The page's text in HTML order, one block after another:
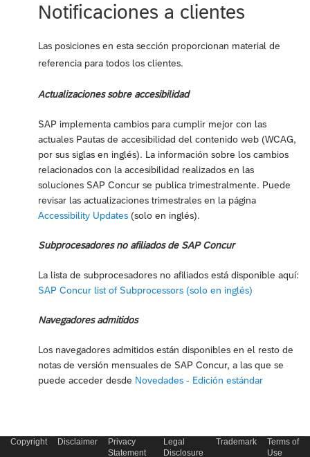
Notificaciones a clientes
Las posiciones en esta sección proporcionan material de
referencia para todos los clientes.
Actualizaciones sobre accesibilidad
SAP implementa cambios para cumplir mejor con las
actuales Pautas de accesibilidad del contenido web (WCAG,
por sus siglas en inglés). La información sobre los cambios
relacionados con la accesibilidad realizados en las
soluciones SAP Concur se publica trimestralmente. Puede
revisar las actualizaciones trimestrales en la página
Accessibility Updates (solo en inglés).
Subprocesadores no afiliados de SAP Concur
La lista de subprocesadores no afiliados está disponible aquí:
SAP Concur list of Subprocessors (solo en inglés)
Navegadores admitidos
Los navegadores admitidos están disponibles en el resto de
notas de versión mensuales de SAP Concur, a las que se
puede acceder desde Novedades - Edición estándar
Copyright Disclaimer
Privacy
Statement
Legal
Disclosure
Trademark
Terms of
Use